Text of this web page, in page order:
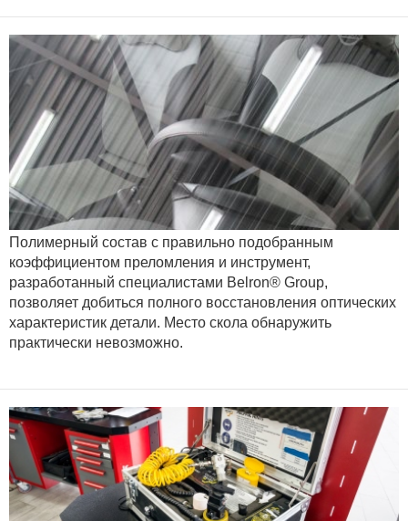
Полимерный состав с правильно подобранным
коэффициентом преломления и инструмент,
разработанный специалистами Belron® Group,
позволяет добиться полного восстановления оптических
характеристик детали. Место скола обнаружить
практически невозможно.